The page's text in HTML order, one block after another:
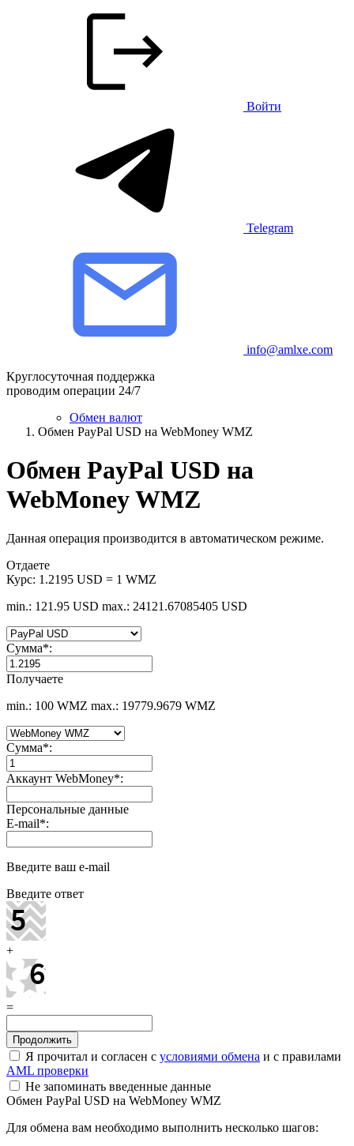
Войти
Telegram
info@amlxe.com
Круглосуточная поддержка
проводим операции 24/7
Обмен валют
Обмен PayPal USD на WebMoney WMZ
Обмен PayPal USD на
WebMoney WMZ
Данная операция производится в автоматическом режиме.
Отдаете
Курс: 1.2195 USD = 1 WMZ
min.: 121.95 USD max.: 24121.67085405 USD
Сумма*:
Получаете
min.: 100 WMZ max.: 19779.9679 WMZ
Сумма*:
Аккаунт WebMoney*:
Персональные данные
E-mail*:
Введите ваш e-mail
Введите ответ
+
=
Я прочитал и согласен с условиями обмена и с правилами
AML проверки
Не запоминать введенные данные
Обмен PayPal USD на WebMoney WMZ
Для обмена вам необходимо выполнить несколько шагов: